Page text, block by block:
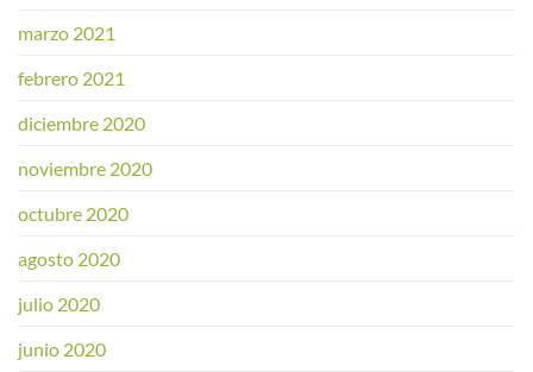
marzo 2021
febrero 2021
diciembre 2020
noviembre 2020
octubre 2020
agosto 2020
julio 2020
junio 2020